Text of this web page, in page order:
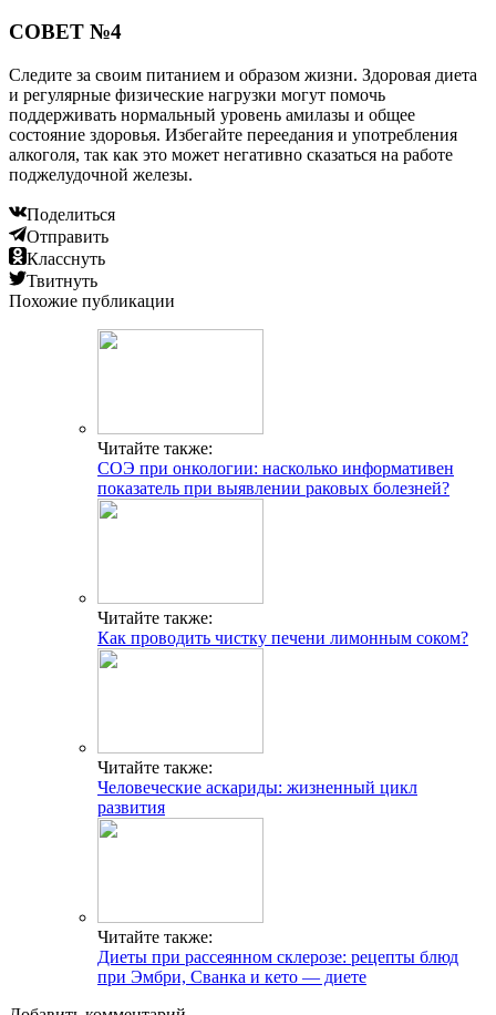
СОВЕТ №4
Следите за своим питанием и образом жизни. Здоровая диета
и регулярные физические нагрузки могут помочь
поддерживать нормальный уровень амилазы и общее
состояние здоровья. Избегайте переедания и употребления
алкоголя, так как это может негативно сказаться на работе
поджелудочной железы.
Поделиться
Отправить
Класснуть
Твитнуть
Похожие публикации
Читайте также:
СОЭ при онкологии: насколько информативен
показатель при выявлении раковых болезней?
Читайте также:
Как проводить чистку печени лимонным соком?
Читайте также:
Человеческие аскариды: жизненный цикл
развития
Читайте также:
Диеты при рассеянном склерозе: рецепты блюд
при Эмбри, Сванка и кето — диете